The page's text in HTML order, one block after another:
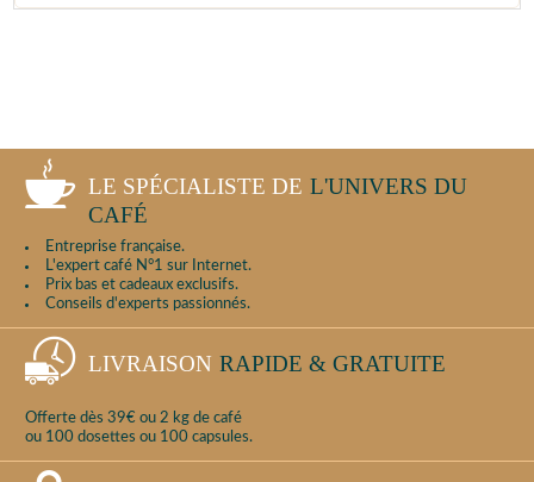
LE SPÉCIALISTE DE L'UNIVERS DU
CAFÉ
Entreprise française.
L'expert café N°1 sur Internet.
Prix bas et cadeaux exclusifs.
Conseils d'experts passionnés.
LIVRAISON RAPIDE & GRATUITE
Offerte dès 39€ ou 2 kg de café
ou 100 dosettes ou 100 capsules.